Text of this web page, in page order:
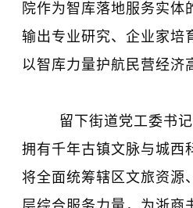
院作为智库落地服务实体
输出专业研究、企业家培
以智库力量护航民营经济
留下街道党工委书记
拥有千年古镇文脉与城西
将全面统筹辖区文旅资源